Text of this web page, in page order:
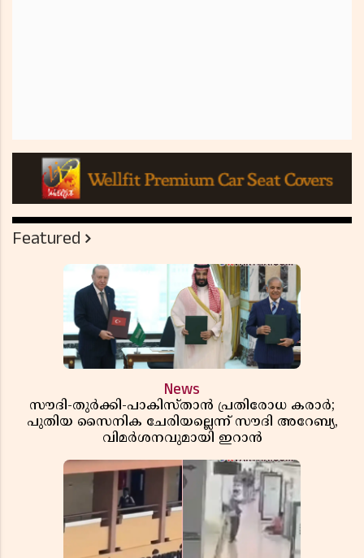
Featured
News
സൗദി-തുർക്കി-പാകിസ്താൻ പ്രതിരോധ കരാർ;
പുതിയ സൈനിക ചേരിയല്ലെന്ന് സൗദി അറേബ്യ,
വിമർശനവുമായി ഇറാൻ